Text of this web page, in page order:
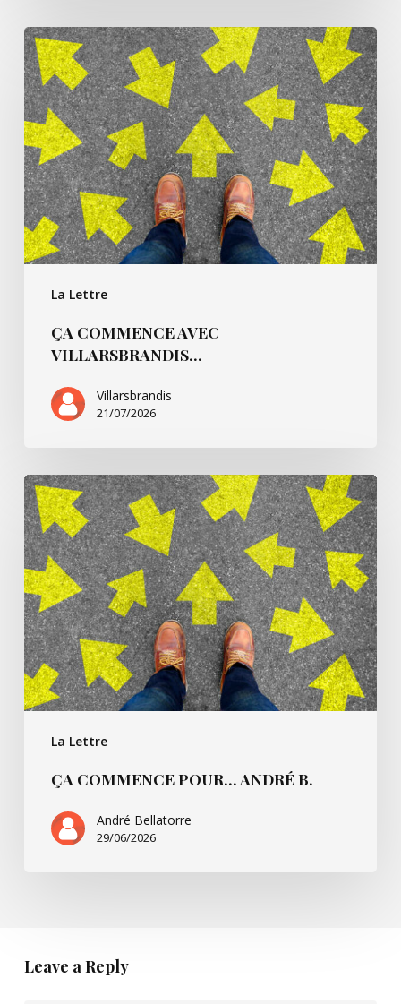
La Lettre
Ça
commence
avec
Villarsbrandis…
ÇA COMMENCE AVEC
VILLARSBRANDIS…
Villarsbrandis
21/07/2026
La Lettre
Ça
commence
pour…
André
B.
ÇA COMMENCE POUR… ANDRÉ B.
André Bellatorre
29/06/2026
Leave a Reply